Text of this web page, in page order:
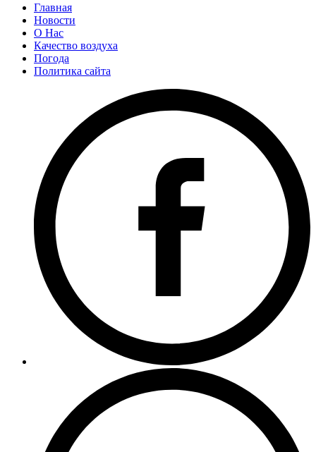
Главная
Новости
О Нас
Качество воздуха
Погода
Политика сайта